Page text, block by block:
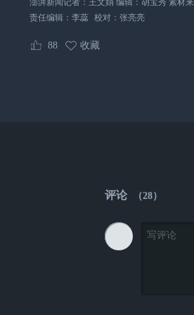
澎湃新闻记者：王文娟 编辑：胡宝秀 素材
责任编辑： 李蕊 校对： 张亮亮
88 收藏
评论 （28）